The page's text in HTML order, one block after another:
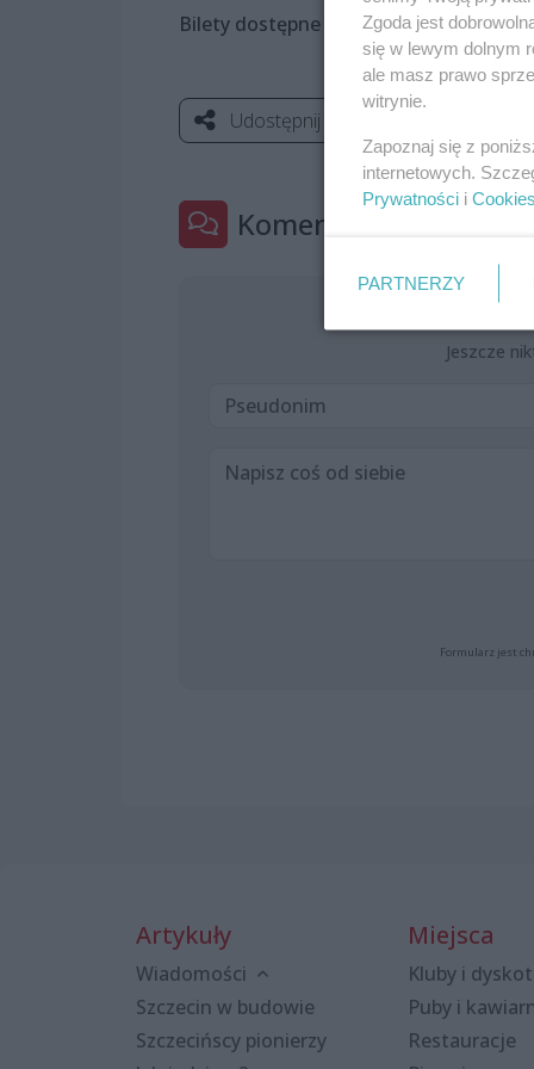
Bilety dostępne na: https://
Udostępnij
Komentarze
Jeszcze
Formularz jest
Artykuły
Wiadomości
Szczecin w budowie
Szczecińscy pionierzy
Miejsca
Kluby i
Puby i
Restauracje
Zgoda jest
się w lewym dolnym
ale masz prawo
witrynie.
Zapoznaj się z
internetowych.
Prywatności i Cookies
PARTNERZY